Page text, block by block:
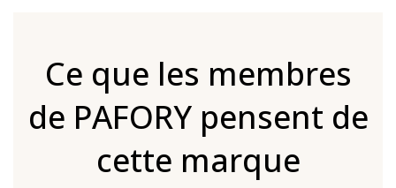
Ce que les membres
de PAFORY pensent de
cette marque